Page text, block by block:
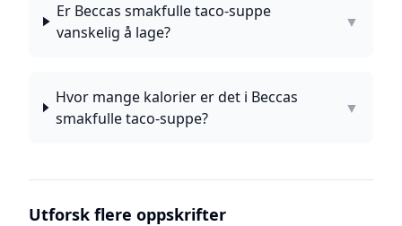
Er Beccas smakfulle taco-suppe
vanskelig å lage?
▼
Hvor mange kalorier er det i Beccas
smakfulle taco-suppe?
▼
Utforsk flere oppskrifter